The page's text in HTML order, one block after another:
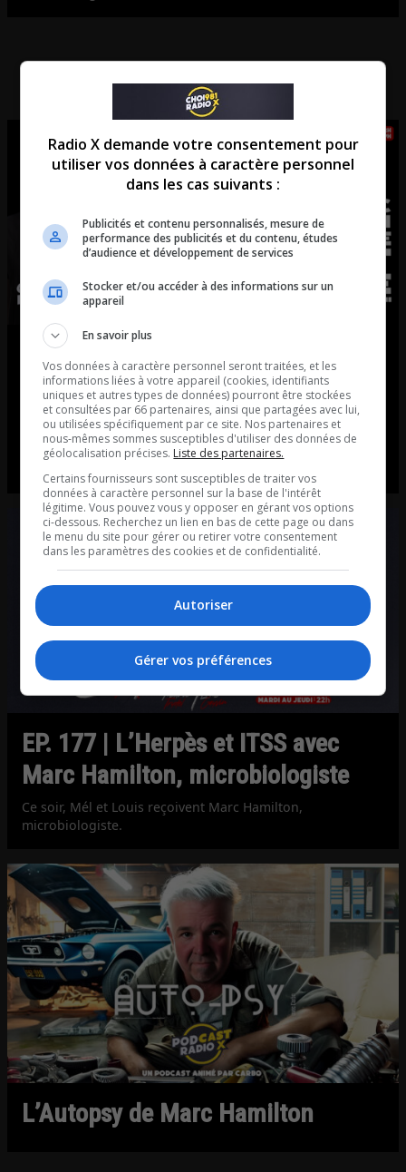
EP. 195 | Virus, gastro, VPH et plus
encore avec Marc Hamilton,
microbiologiste
Ce soir, Mél et Louis reçoivent Marc Hamilton,
EP. 177 | L’Herpès et ITSS avec
Marc Hamilton, microbiologiste
Ce soir, Mél et Louis reçoivent Marc Hamilton,
microbiologiste.
L’Autopsy de Marc Hamilton
Radio X demande votre consentement pour
utiliser vos données à caractère personnel
dans les cas suivants :
Publicités et contenu personnalisés, mesure de
performance des publicités et du contenu, études
d’audience et développement de services
Stocker et/ou accéder à des informations sur un
appareil
En savoir plus
Vos données à caractère personnel seront traitées, et les
informations liées à votre appareil (cookies, identifiants
uniques et autres types de données) pourront être stockées
et consultées par 66 partenaires, ainsi que partagées avec lui,
ou utilisées spécifiquement par ce site. Nos partenaires et
nous-mêmes sommes susceptibles d'utiliser des données de
géolocalisation précises. Liste des partenaires.
Certains fournisseurs sont susceptibles de traiter vos
données à caractère personnel sur la base de l'intérêt
légitime. Vous pouvez vous y opposer en gérant vos options
ci-dessous. Recherchez un lien en bas de cette page ou dans
le menu du site pour gérer ou retirer votre consentement
dans les paramètres des cookies et de confidentialité.
Autoriser
Gérer vos préférences